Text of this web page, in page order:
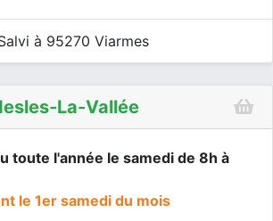
à 95270 Viarmes
La-Vallée
toute l'année le samedi de 8h à
le 1er samedi du mois